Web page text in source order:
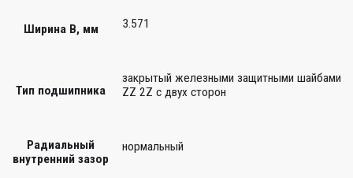
Ширина B, мм 3.571
Тип подшипника
закрытый железными защитными шайбами
ZZ 2Z c двух сторон
Радиальный
внутренний зазор
нормальный